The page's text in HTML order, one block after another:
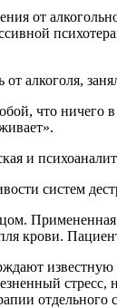
от
от алкоголя,
что ничего
и
систем
крови.
известную